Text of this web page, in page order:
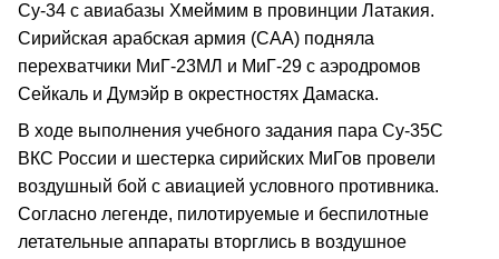
Су-34 с авиабазы Хмеймим в провинции Латакия.
Сирийская арабская армия (САА) подняла
перехватчики МиГ-23МЛ и МиГ-29 с аэродромов
Сейкаль и Думэйр в окрестностях Дамаска.
В ходе выполнения учебного задания пара Су-35С
ВКС России и шестерка сирийских МиГов провели
воздушный бой с авиацией условного противника.
Согласно легенде, пилотируемые и беспилотные
летательные аппараты вторглись в воздушное